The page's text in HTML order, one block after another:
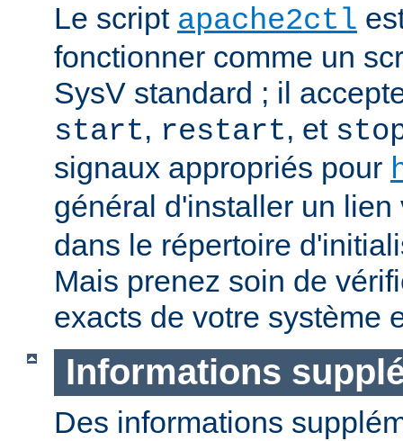
Le script apache2ctl
fonctionner comme un
SysV standard ; il
start, restart, et
signaux appropriés pour
général d'installer un
dans le répertoire
Mais prenez soin de
exacts de votre système
Informations
Des informations